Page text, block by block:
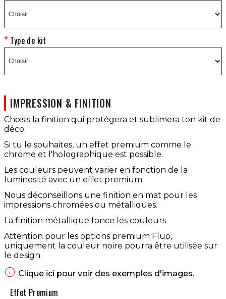
Type de kit
IMPRESSION & FINITION
Choisis la finition qui protégera et sublimera ton kit de
déco.
Si tu le souhaites, un effet premium comme le
chrome et l'holographique est possible.
Les couleurs peuvent varier en fonction de la
luminosité avec un effet premium.
Nous déconseillons une finition en mat pour les
impressions chromées ou métalliques.
La finition métallique fonce les couleurs
Attention pour les options premium Fluo,
uniquement la couleur noire pourra être utilisée sur
le design.
 Clique ici pour voir des exemples d'images.
Effet Premium